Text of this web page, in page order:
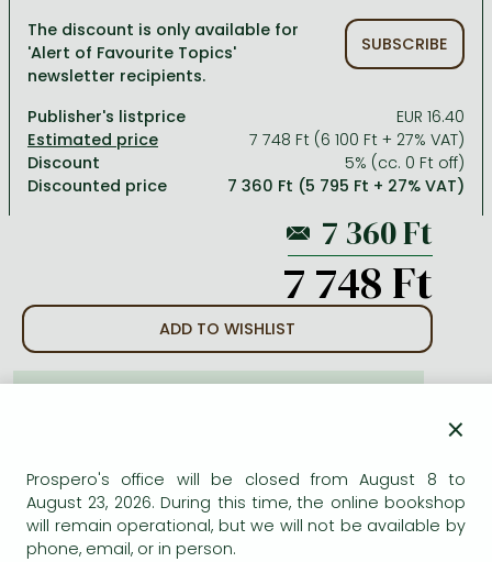
One Piece manga
Vagabond manga
Ana Huang books
Game of Thrones books
Stephen King books
One-Punch Man manga
Péter Nádas books
Travel
Bessel van der Kolk books
Dian Fossey books
Reference works, encyclopedias
Religion
Social sciences
Textbooks
Richard Dawkins books
The discount is only available for
'Alert of Favourite Topics'
newsletter recipients.
SUBSCRIBE
Publisher's listprice
EUR 16.40
7 748 Ft (6 100 Ft + 27% VAT)
Discount
5% (cc. 0 Ft off)
Discounted price
7 360 Ft (5 795 Ft + 27% VAT)
7 748 Ft
ADD TO WISHLIST
×
Prospero's office will be closed from August 8 to
August 23, 2026. During this time, the online bookshop
will remain operational, but we will not be available by
phone, email, or in person.